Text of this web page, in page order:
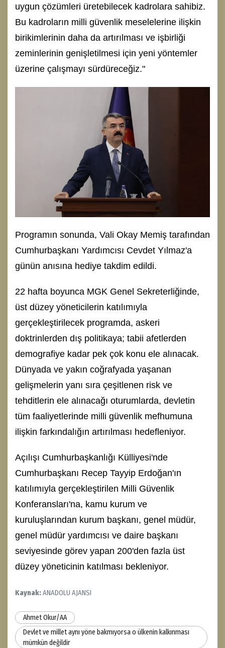
uygun çözümleri üretebilecek kadrolara sahibiz.
Bu kadroların milli güvenlik meselelerine ilişkin
birikimlerinin daha da artırılması ve işbirliği
zeminlerinin genişletilmesi için yeni yöntemler
üzerine çalışmayı sürdüreceğiz."
Programın sonunda, Vali Okay Memiş tarafından
Cumhurbaşkanı Yardımcısı Cevdet Yılmaz'a
günün anısına hediye takdim edildi.
22 hafta boyunca MGK Genel Sekreterliğinde,
üst düzey yöneticilerin katılımıyla
gerçekleştirilecek programda, askeri
doktrinlerden dış politikaya; tabii afetlerden
demografiye kadar pek çok konu ele alınacak.
Dünyada ve yakın coğrafyada yaşanan
gelişmelerin yanı sıra çeşitlenen risk ve
tehditlerin ele alınacağı oturumlarda, devletin
tüm faaliyetlerinde milli güvenlik mefhumuna
ilişkin farkındalığın artırılması hedefleniyor.
Açılışı Cumhurbaşkanlığı Külliyesi'nde
Cumhurbaşkanı Recep Tayyip Erdoğan'ın
katılımıyla gerçekleştirilen Milli Güvenlik
Konferansları'na, kamu kurum ve
kuruluşlarından kurum başkanı, genel müdür,
genel müdür yardımcısı ve daire başkanı
seviyesinde görev yapan 200'den fazla üst
düzey yöneticinin katılması bekleniyor.
Kaynak:ANADOLU AJANSI
Ahmet Okur/AA
Devlet ve millet aynı yöne bakmıyorsa o ülkenin kalkınması
mümkün değildir